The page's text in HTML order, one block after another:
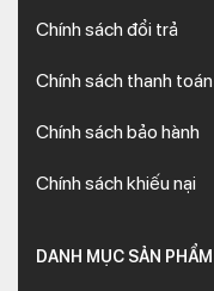
Chính sách đổi trả
Chính sách thanh toán
Chính sách bảo hành
Chính sách khiếu nại
DANH MỤC SẢN PHẨM